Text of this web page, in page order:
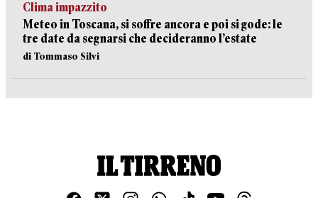
Clima impazzito
Meteo in Toscana, si soffre ancora e poi si gode: le
tre date da segnarsi che decideranno l’estate
di Tommaso Silvi